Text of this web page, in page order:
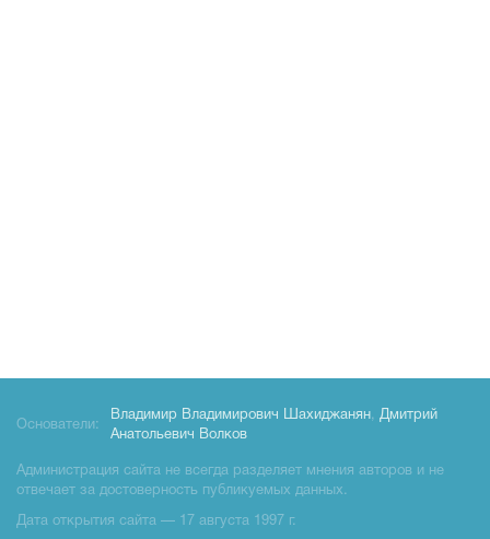
Основатели:
Владимир Владимирович Шахиджанян, Дмитрий
Анатольевич Волков
Администрация сайта не всегда разделяет мнения авторов и не
отвечает за достоверность публикуемых данных.
Дата открытия сайта — 17 августа 1997 г.